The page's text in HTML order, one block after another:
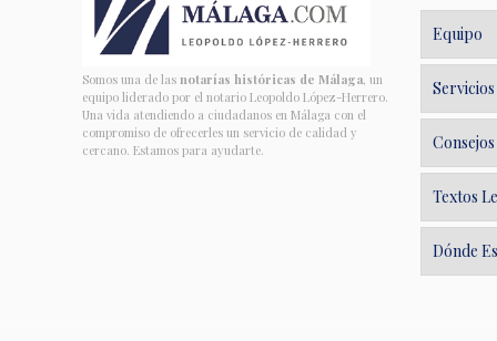
Somos una de las notarías históricas de Málaga, un
equipo liderado por el notario Leopoldo López-Herrero.
Una vida atendiendo a ciudadanos en Málaga con el
compromiso de ofrecerles un servicio de calidad y
cercano. Estamos para ayudarte.
Equipo
Servicios
Consejos
Textos
Dónde